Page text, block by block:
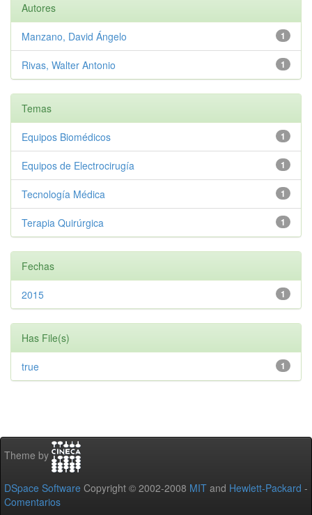
Autores
1
Manzano, David Ángelo
1
Rivas, Walter Antonio
Temas
1
Equipos Biomédicos
1
Equipos de Electrocirugía
1
Tecnología Médica
1
Terapia Quirúrgica
Fechas
1
2015
Has File(s)
1
true
Theme by
DSpace Software Copyright © 2002-2008 MIT and Hewlett-Packard -
Comentarios